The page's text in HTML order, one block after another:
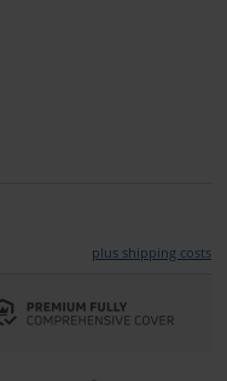
plus shipping costs